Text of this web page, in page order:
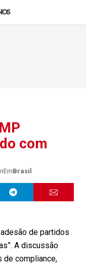
com
EmBrasil
de partidos
A discussão
de compliance,